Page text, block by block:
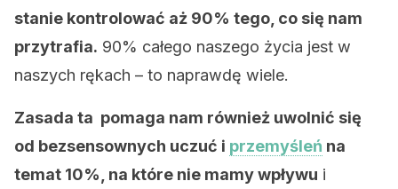
stanie kontrolować aż 90% tego, co się nam
przytrafia. 90% całego naszego życia jest w
naszych rękach – to naprawdę wiele.
Zasada ta pomaga nam również uwolnić się
od bezsensownych uczuć i przemyśleń na
temat 10%, na które nie mamy wpływu i